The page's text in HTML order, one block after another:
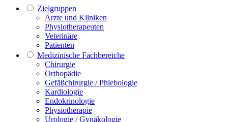
Zielgruppen
Ärzte und Kliniken
Physiotherapeuten
Veterinäre
Patienten
Medizinische Fachbereiche
Chirurgie
Orthopädie
Gefäßchirurgie / Phlebologie
Kardiologie
Endokrinologie
Physiotherapie
Urologie / Gynäkologie